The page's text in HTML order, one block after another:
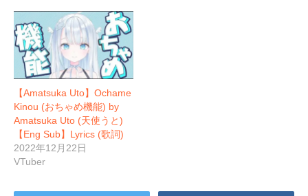
【Amatsuka Uto】Ochame
Kinou (おちゃめ機能) by
Amatsuka Uto (天使うと)
【Eng Sub】Lyrics (歌詞)
2022年12月22日
VTuber